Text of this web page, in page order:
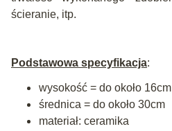
ścieranie, itp.
Podstawowa specyfikacja:
wysokość = do około 16cm
średnica = do około 30cm
materiał: ceramika